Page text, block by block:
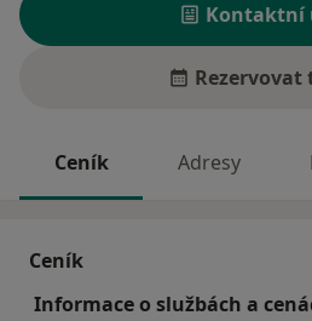
Kontaktní
Rezervovat
Ceník Adresy
Ceník
Informace o službách a